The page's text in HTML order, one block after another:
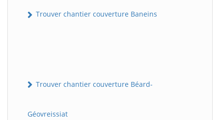
Trouver chantier couverture Baneins
Trouver chantier couverture Béard-
Géovreissiat